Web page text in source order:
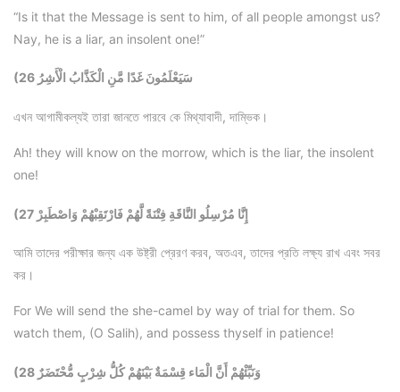
“Is it that the Message is sent to him, of all people amongst us?
Nay, he is a liar, an insolent one!”
(26 سَيَعْلَمُونَ غَدًا مَّنِ الْكَذَّابُ الْأَشِرُ
এখন আগামীকল্যই তারা জানতে পারবে কে মিথ্যাবাদী, দাম্ভিক।
Ah! they will know on the morrow, which is the liar, the insolent
one!
(27 إِنَّا مُرْسِلُو النَّاقَةِ فِتْنَةً لَّهُمْ فَارْتَقِبْهُمْ وَاصْطَبِرْ
আমি তাদের পরীক্ষার জন্য এক উষ্ট্রী প্রেরণ করব, অতএব, তাদের প্রতি লক্ষ্য রাখ এবং সবর
কর।
For We will send the she-camel by way of trial for them. So
watch them, (O Salih), and possess thyself in patience!
(28 وَنَبِّئْهُمْ أَنَّ الْمَاء قِسْمَةٌ بَيْنَهُمْ كُلُّ شِرْبٍ مُّحْتَضَرٌ